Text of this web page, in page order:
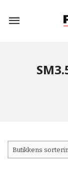
innholdet